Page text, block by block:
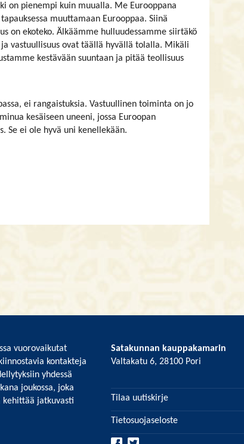
on pienempi kuin muualla. Me Eurooppana
muuttamaan Eurooppaa. Siinä
on ekoteko. Älkäämme hulluudessamme siirtäkö
vastuullisuus ovat täällä hyvällä tolalla. Mikäli
kestävään suuntaan ja pitää teollisuus
ei rangaistuksia. Vastuullinen toiminta on jo
kesäiseen uneeni, jossa Euroopan
Se ei ole hyvä uni kenellekään.
vuorovaikutat
kontakteja
yhdessä
joukossa, joka
kehittää jatkuvasti
Satakunnan kauppakamarin
Valtakatu 6, 28100 Pori
Tilaa uutiskirje
Tietosuojaseloste